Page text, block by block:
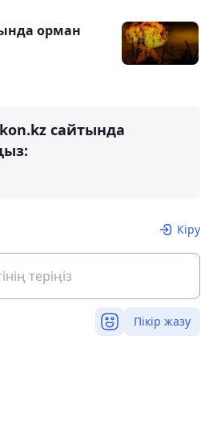
орман
сайтында
Кіру
Пікір жазу